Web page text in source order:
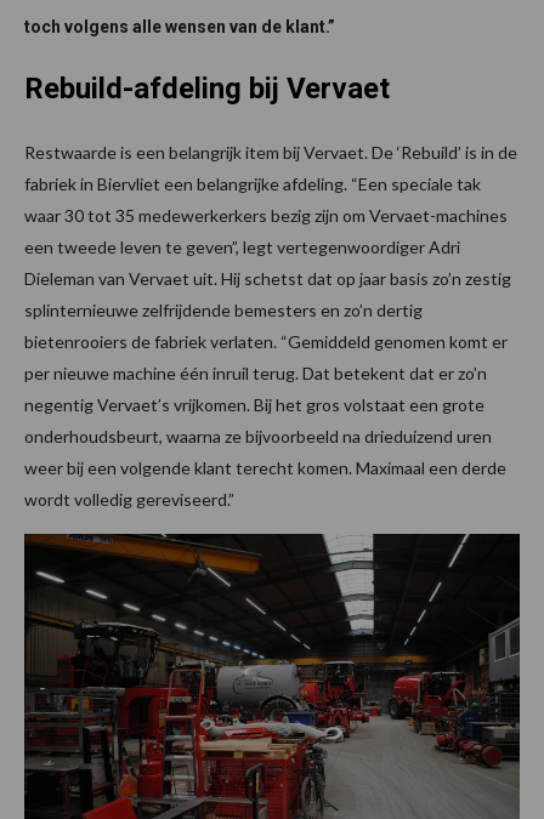
toch volgens alle wensen van de klant.”
Rebuild-afdeling bij Vervaet
Restwaarde is een belangrijk item bij Vervaet. De ‘Rebuild’ is in de
fabriek in Biervliet een belangrijke afdeling. “Een speciale tak
waar 30 tot 35 medewerkerkers bezig zijn om Vervaet-machines
een tweede leven te geven”, legt vertegenwoordiger Adri
Dieleman van Vervaet uit. Hij schetst dat op jaar basis zo’n zestig
splinternieuwe zelfrijdende bemesters en zo’n dertig
bietenrooiers de fabriek verlaten. “Gemiddeld genomen komt er
per nieuwe machine één inruil terug. Dat betekent dat er zo’n
negentig Vervaet’s vrijkomen. Bij het gros volstaat een grote
onderhoudsbeurt, waarna ze bijvoorbeeld na drieduizend uren
weer bij een volgende klant terecht komen. Maximaal een derde
wordt volledig gereviseerd.”